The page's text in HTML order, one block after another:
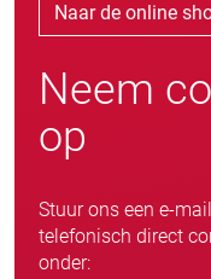
Naar de online
Neem
op
Stuur ons een e-
telefonisch direct
onder: